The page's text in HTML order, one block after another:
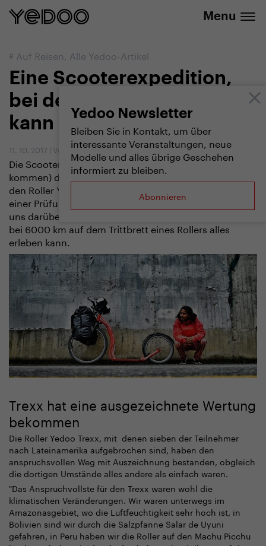
Menu
Yedoo Newsletter
Bleiben Sie in Kontakt, um über
interessante Veranstaltungen, neue
Modelle und alles übrige Geschehen
informiert zu bleiben.
Abonnieren
# Auf Reisen, Alle Yedoo-Artikel
Eine Scooterexpedition,
bei der man etwas lernen
kann
11. 10. 2017 | Vendula Kosíková
Die Scooterexpedition „Kam až dojedeme“ (Soweit wir
kommen) durch Mittel- und Südamerika hat nicht nur
den Roller Yedoo Trexx, sondern auch alle Teilnehmer
einer Prüfung unterzogen. Mit Marek Jelínek haben wir
uns darüber unterhalten, was man in 238 Tagen und
bei 6000 km auf dem Trittbrett eines Rollers alles
erleben kann.
Trexx hat eine ausgezeichnete Wertung
bekommen
Die Roller Yedoo Trexx, mit denen sieben der Teilnehmer
nach Lateinamerika aufgebrochen sind, haben den
anspruchsvollen Weg mit Auszeichnung bestanden, obgleich
die dortigen Umstände alles andere als einfach waren.
"Das Anspruchvollste für den Trexx waren wohl die
klimatischen Veränderungen. Wir waren unterwegs im
Amazonasgebiet, wo die Luftfeuchtigkeit sehr hoch ist, in
Bolivien sind wir durch die Salzpfanne Salar de Uyuni
gefahren, in Peru haben wir die Roller auf den Machu Picchu